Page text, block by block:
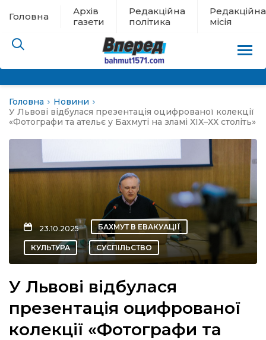
Головна
Архів
газети
Редакційна
політика
Редакційна
місія
евакуації
Головна
Новини
У Львові відбулася презентація оцифрованої колекції
«Фотографи та ательє у Бахмуті на зламі ХІХ–ХХ століть»
23.10.2025 БАХМУТ В ЕВАКУАЦІЇ
КУЛЬТУРА СУСПІЛЬСТВО
У Львові відбулася
презентація оцифрованої
колекції «Фотографи та